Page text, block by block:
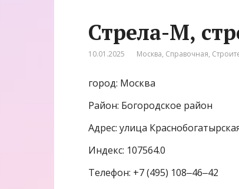
Стрела-М,
10.01.2025 Москва, Справочная,
город: Москва
Район: Богородское район
Адрес: улица
Индекс: 107564.0
Телефон: +7 (495) 108‒46‒42